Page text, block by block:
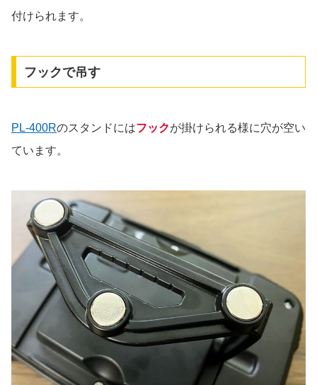
付けられます。
フックで吊す
PL-400Rのスタンドにはフックが掛けられる様に穴が空い
ています。